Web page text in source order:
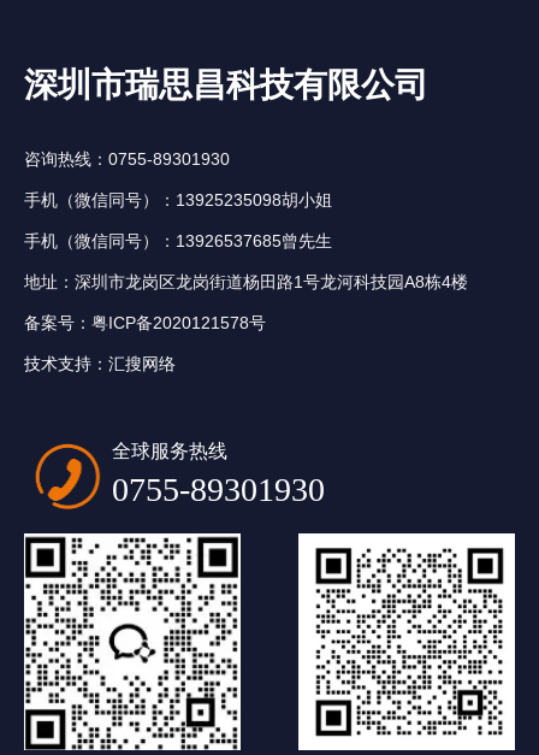
深圳市瑞思昌科技有限公司
咨询热线：0755-89301930
手机（微信同号）：13925235098胡小姐
手机（微信同号）：13926537685曾先生
地址：深圳市龙岗区龙岗街道杨田路1号龙河科技园A8栋4楼
备案号： 粤ICP备2020121578号
技术支持： 汇搜网络
全球服务热线
0755-89301930